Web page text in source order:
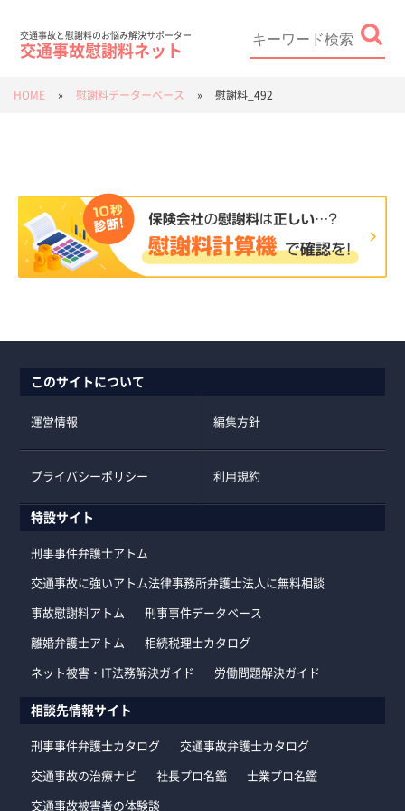
交通事故と慰謝料のお悩み解決サポーター
交通事故慰謝料ネット
HOME » 慰謝料データーベース » 慰謝料_492
このサイトについて
運営情報 編集方針
プライバシーポリシー 利用規約
特設サイト
刑事事件弁護士アトム
交通事故に強いアトム法律事務所弁護士法人に無料相談
事故慰謝料アトム 刑事事件データベース
離婚弁護士アトム 相続税理士カタログ
ネット被害・IT法務解決ガイド 労働問題解決ガイド
相談先情報サイト
刑事事件弁護士カタログ 交通事故弁護士カタログ
交通事故の治療ナビ 社長プロ名鑑 士業プロ名鑑
交通事故被害者の体験談